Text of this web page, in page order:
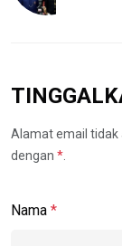
Alamat email tidak
dengan *.
Nama *